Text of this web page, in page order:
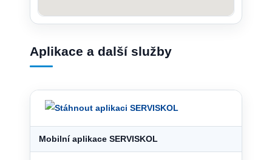
Aplikace a další služby
Mobilní aplikace SERVISKOL